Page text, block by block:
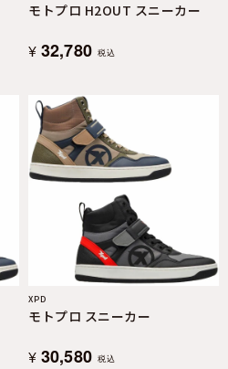
モトプロ H2OUT スニーカー
¥ 32,780 税込
XPD
モトプロ スニーカー
¥ 30,580 税込